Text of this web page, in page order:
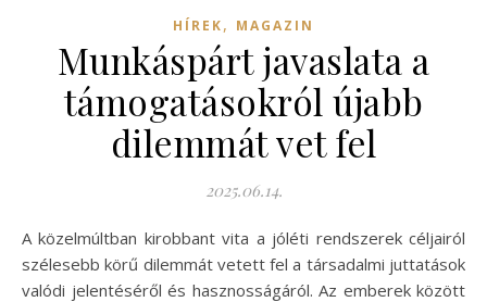
HÍREK, MAGAZIN
Munkáspárt javaslata a
támogatásokról újabb
dilemmát vet fel
2025.06.14.
A közelmúltban kirobbant vita a jóléti rendszerek céljairól
szélesebb körű dilemmát vetett fel a társadalmi juttatások
valódi jelentéséről és hasznosságáról. Az emberek között